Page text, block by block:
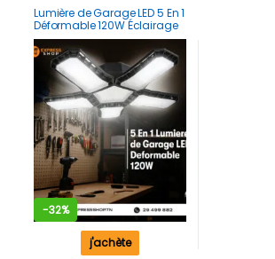
Lumière de Garage LED 5 En 1
Déformable 120W Éclairage
Ultra-Lumineux avec
Panneaux Réglables – E27
6500K
-32%
j'achète